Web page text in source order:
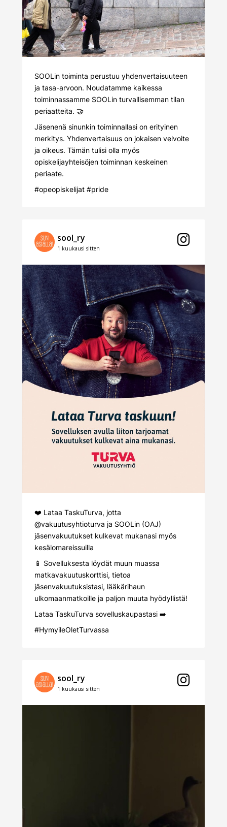
SOOLin toiminta perustuu yhdenvertaisuuteen
ja tasa-arvoon. Noudatamme kaikessa
toiminnassamme SOOLin turvallisemman tilan
periaatteita. 🤝
Jäsenenä sinunkin toiminnallasi on erityinen
merkitys. Yhdenvertaisuus on jokaisen velvoite
ja oikeus. Tämän tulisi olla myös
opiskelijayhteisöjen toiminnan keskeinen
periaate.
#opeopiskelijat #pride
sool_ry
1 kuukausi sitten
❤️ Lataa TaskuTurva, jotta
@vakuutusyhtioturva ja SOOLin (OAJ)
jäsenvakuutukset kulkevat mukanasi myös
kesälomareissuilla
📱 Sovelluksesta löydät muun muassa
matkavakuutuskorttisi, tietoa
jäsenvakuutuksistasi, lääkärihaun
ulkomaanmatkoille ja paljon muuta hyödyllistä!
Lataa TaskuTurva sovelluskaupastasi ➡️
#HymyileOletTurvassa
sool_ry
1 kuukausi sitten